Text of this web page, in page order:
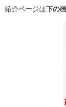
紹介ページは下の